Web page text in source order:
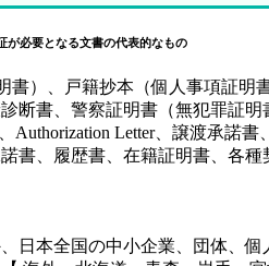
が必要となる文書の代表的なもの
）、戸籍抄本（個人事項証
断書、警察証明書（無犯罪証
、Authorization Letter、譲渡承
書、履歴書、在籍証明書、各種
日本全国の中小企業、団体、